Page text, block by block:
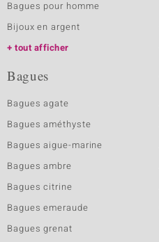
Bagues pour homme
Bijoux en argent
tout afficher
Bagues
Bagues agate
Bagues améthyste
Bagues aigue-marine
Bagues ambre
Bagues citrine
Bagues emeraude
Bagues grenat